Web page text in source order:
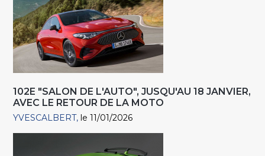
102E "SALON DE L'AUTO", JUSQU'AU 18 JANVIER,
AVEC LE RETOUR DE LA MOTO
YVESCALBERT le 11/01/2026